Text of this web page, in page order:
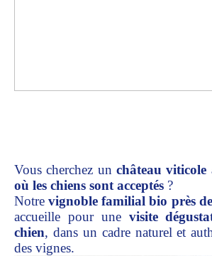
Vous cherchez un château
où les chiens sont acceptés ?
Notrevignoble familial bio près
accueille pour une visite
chien, dans un cadre naturel et
des vignes.